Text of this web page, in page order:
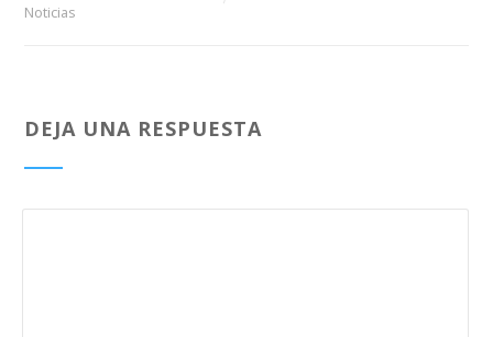
Noticias
DEJA UNA RESPUESTA